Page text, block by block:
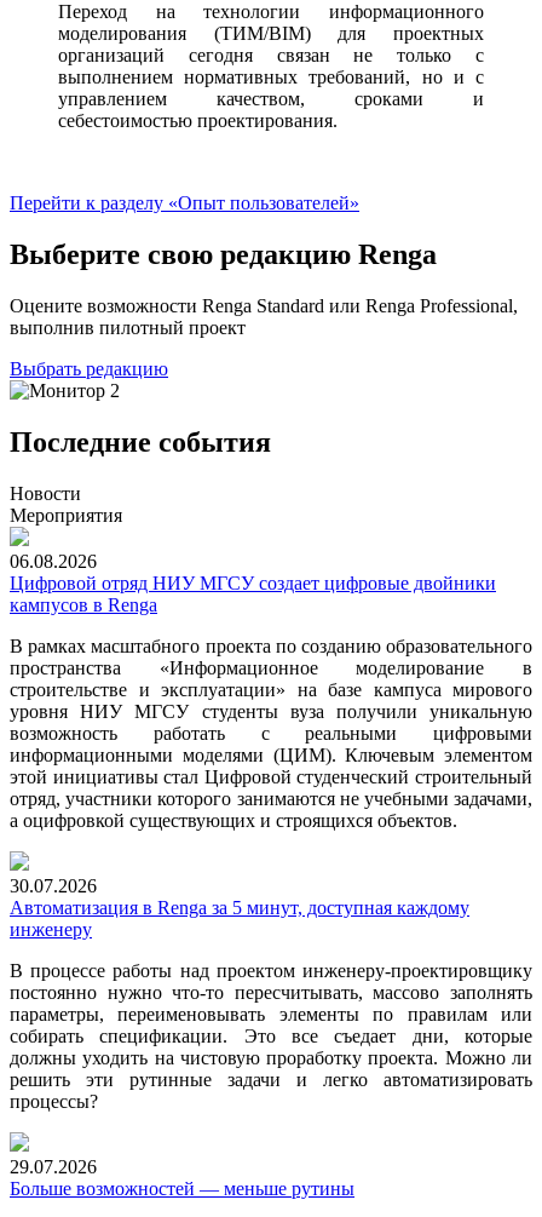
Переход на технологии информационного
моделирования (ТИМ/BIM) для проектных
организаций сегодня связан не только с
выполнением нормативных требований, но и с
управлением качеством, сроками и
себестоимостью проектирования.
Перейти к разделу «Опыт пользователей»
Выберите свою редакцию Renga
Оцените возможности Renga Standard или Renga Professional,
выполнив пилотный проект
Выбрать редакцию
Последние события
Новости
Мероприятия
06.08.2026
Цифровой отряд НИУ МГСУ создает цифровые двойники
кампусов в Renga
В рамках масштабного проекта по созданию образовательного
пространства «Информационное моделирование в
строительстве и эксплуатации» на базе кампуса мирового
уровня НИУ МГСУ студенты вуза получили уникальную
возможность работать с реальными цифровыми
информационными моделями (ЦИМ). Ключевым элементом
этой инициативы стал Цифровой студенческий строительный
отряд, участники которого занимаются не учебными задачами,
а оцифровкой существующих и строящихся объектов.
30.07.2026
Автоматизация в Renga за 5 минут, доступная каждому
инженеру
В процессе работы над проектом инженеру-проектировщику
постоянно нужно что-то пересчитывать, массово заполнять
параметры, переименовывать элементы по правилам или
собирать спецификации. Это все съедает дни, которые
должны уходить на чистовую проработку проекта. Можно ли
решить эти рутинные задачи и легко автоматизировать
процессы?
29.07.2026
Больше возможностей — меньше рутины